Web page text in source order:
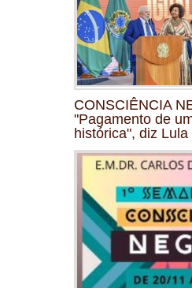
CONSCIÊNCIA
"Pagamento de
histórica", diz Lula